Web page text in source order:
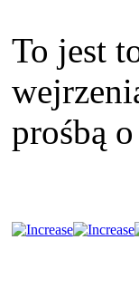
To jest
prośbą